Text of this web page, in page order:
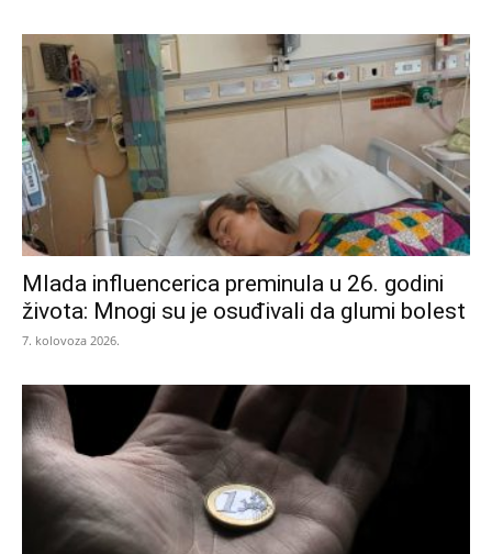
Mlada influencerica preminula u 26. godini
života: Mnogi su je osuđivali da glumi bolest
7. kolovoza 2026.